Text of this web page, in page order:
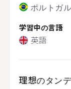
ポルトガ
学習中の言語
英語
理想のタン